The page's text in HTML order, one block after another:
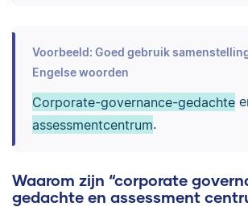
Voorbeeld: Goed gebruik
Engelse woorden
Corporate-governance-gedachte
assessmentcentrum.
Waarom zijn “corporate
gedachte en assessment